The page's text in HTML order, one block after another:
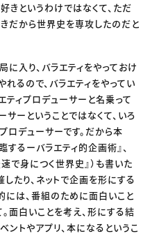
きというわけではなくて、ただ
だから世界史を専攻したのだと
に入り、バラエティをやっておけ
るので、バラエティをやってい
ティプロデューサーと名乗って
ーということではなくて、いろ
ロデューサーです。だから本
るーバラエティ的企画術』、
で身につく世界史』）も書いた
たり、ネットで企画を形にする
には、番組のために面白いこと
面白いことを考え、形にする結
ントやアプリ、本になるというこ